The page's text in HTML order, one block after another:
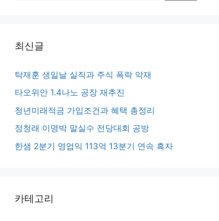
최신글
탁재훈 생일날 실직과 주식 폭락 악재
타오위안 1.4나노 공장 재추진
청년미래적금 가입조건과 혜택 총정리
정청래 이명박 말실수 전당대회 공방
한샘 2분기 영업익 113억 13분기 연속 흑자
카테고리